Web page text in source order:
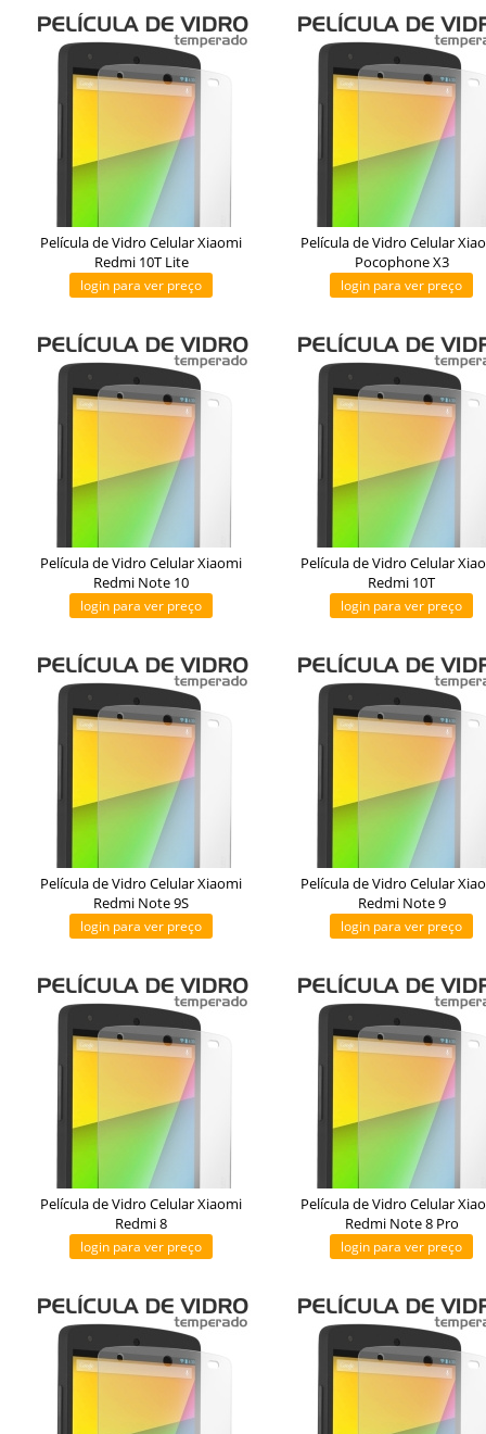
Película de Vidro Celular Xiaomi
Redmi 10T Lite
login para ver preço
Película de Vidro Celular
Pocophone X3
login para ver preço
Película de Vidro Celular Xiaomi
Redmi Note 10
login para ver preço
Película de Vidro Celular
Redmi 10T
login para ver preço
Película de Vidro Celular Xiaomi
Redmi Note 9S
login para ver preço
Película de Vidro Celular
Redmi Note 9
login para ver preço
Película de Vidro Celular Xiaomi
Redmi 8
login para ver preço
Película de Vidro Celular
Redmi Note 8 Pro
login para ver preço